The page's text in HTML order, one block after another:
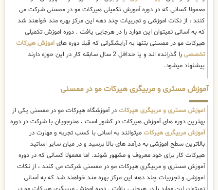
معمولا کسانی که در دوره آموزش تکمیلی هیرکات مو در ممسنی شرکت می
کنند ، از نکات اموزشی و تجربیات چند دهه این مرکز بهره مند خواهند شد
که به آسانی نمیتوان این موارد را در هرجایی یافت . دوره اموزش تکمیلی
هیرکات مو در ممسنی بتنها به آرایشگرانی که قبلا دوره های اموزش هیرکات
تخصصی
را گذرانده اند و یا حداقل 2 سال سابقه کار در این حوزه دارند
پیشنهاد میشود.
آموزش مستری و مربیگری هیرکات مو در ممسنی
اموزش مستری و مربیگری هیرکات در آموزشگاه هیرکات مو در ممسنی یکی از
بهترین دوره های آموزش هیرکات در کشور است ، هنرجویان با شرکت در دوره
آموزش مربیگری هیرکات میتوانند به اسانی با کسب تجربه و مهارت در
بالاترین سطح اموزشی به درآمد های بالا برسید و در میان سایر اساتید
هیرکات کار برای خود معروف و مشهور شوند. اما معمولا کسانی که در دوره
آموزش مستری و مربیگری هیرکات مو در ممسنی شرکت می کنند ، از نکات
اموزشی و تجربیات چند دهه این مرکز بهره مند خواهند شد که به آسانی